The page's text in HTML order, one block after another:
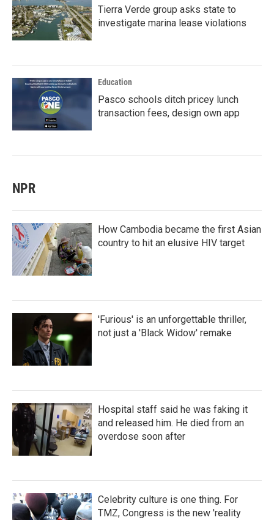
Tierra Verde group asks state to
investigate marina lease violations
Education
Pasco schools ditch pricey lunch
transaction fees, design own app
NPR
How Cambodia became the first Asian
country to hit an elusive HIV target
'Furious' is an unforgettable thriller,
not just a 'Black Widow' remake
Hospital staff said he was faking it
and released him. He died from an
overdose soon after
Celebrity culture is one thing. For
TMZ, Congress is the new 'reality